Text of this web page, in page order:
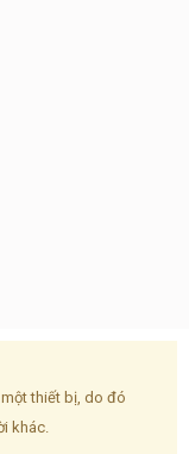
thiết bị, do đó
khác.